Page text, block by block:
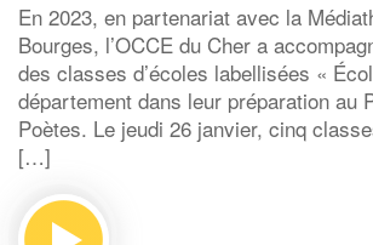
En 2023, en partenariat avec la
Bourges, l’OCCE du Cher a
des classes d’écoles labellisées «
département dans leur préparation au
Poètes. Le jeudi 26 janvier, cinq
[…]